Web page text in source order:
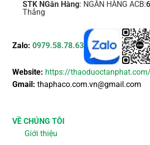
STK NGân Hàng: NGÂN HÀNG ACB:
Thắng
Zalo: 0979.58.78.63
Website: https://thaoduoctanphat.com/
Gmail: thaphaco.com.vn@gmail.com
VỀ CHÚNG TÔI
Giới thiệu